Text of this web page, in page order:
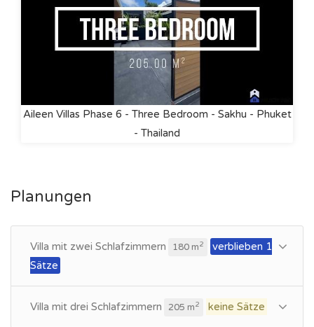
Aileen Villas Phase 6 - Three Bedroom - Sakhu - Phuket
- Thailand
Planungen
Villa mit zwei Schlafzimmern 180 m2
verblieben 1
Sätze
Villa mit drei Schlafzimmern 205 m2 keine Sätze